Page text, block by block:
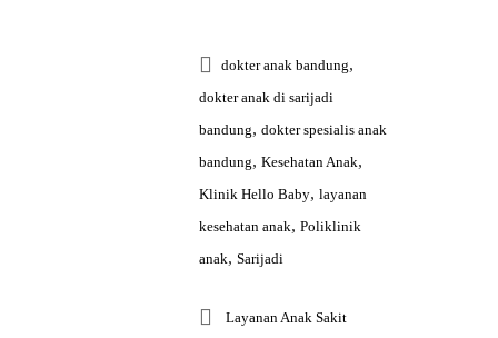
dokter anak bandung,
dokter anak di sarijadi
bandung, dokter spesialis anak
bandung, Kesehatan Anak,
Klinik Hello Baby, layanan
kesehatan anak, Poliklinik
anak, Sarijadi
Layanan Anak Sakit